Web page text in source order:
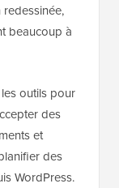
beaucoup à
outils pour
des
et
des
WordPress.